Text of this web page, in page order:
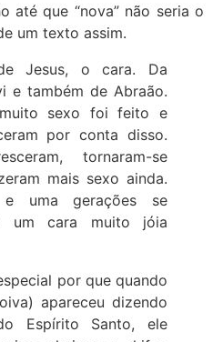
até que “nova” não seria o
um texto assim.
Jesus, o cara. Da
e também de Abraão.
sexo foi feito e
por conta disso.
tornaram-se
mais sexo ainda.
uma gerações se
um cara muito jóia
por que quando
apareceu dizendo
Espírito Santo, ele